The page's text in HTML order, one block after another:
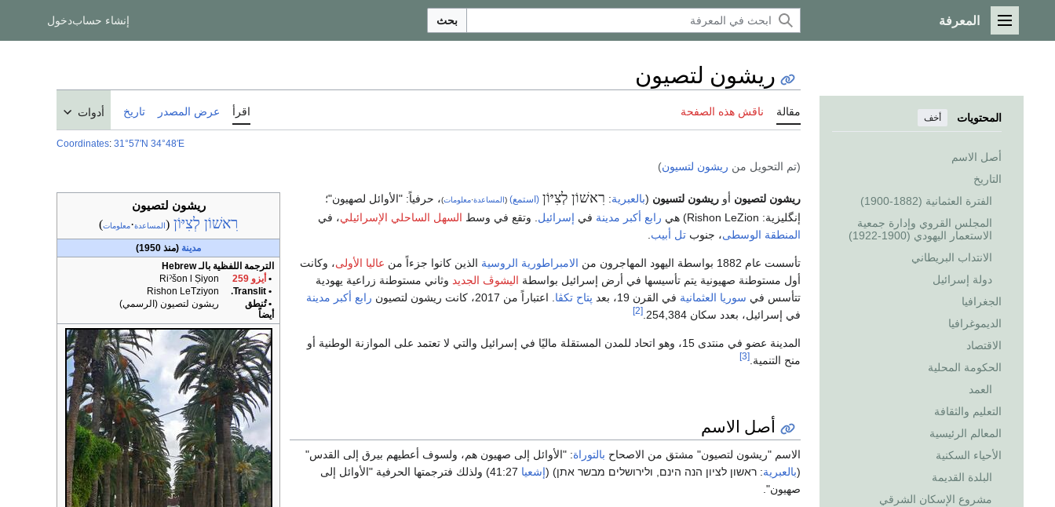
القائمة الرئيسية
المعرفة بحث إنشاء حسابدخول
المحتويات أخف
أصل الاسم
التاريخ
الفترة العثمانية (1882-1900)
المجلس القروي وإدارة جمعية
الاستعمار اليهودي (1900-1922)
الانتداب البريطاني
دولة إسرائيل
الجغرافيا
الديموغرافيا
الاقتصاد
الحكومة المحلية
العمد
التعليم والثقافة
المعالم الرئيسية
الأحياء السكنية
البلدة القديمة
مشروع الإسكان الشرقي
ريشون لتصيون
مقالة ناقش هذه الصفحة اقرأ عرض المصدر تاريخ أدوات
Coordinates: 31°57′N 34°48′E
(تم التحويل من ريشون لتسيون)
ريشون لتصيون
רִאשׁוֹן לְצִיּוֹן (المساعدة·معلومات)
مدينة (منذ 1950)
الترجمة اللفظية بالـ Hebrew
• أيزو 259
Riˀšon l Ṣiyon
• Translit.
Rishon LeTziyon
• تُنطق
أيضاً
ريشون لتصيون (الرسمي)
ريشون لتصيون أو ريشون لتسيون (بالعبرية: רִאשׁוֹן לְצִיּוֹן (استمع) (المساعدة·معلومات)، حرفياً: "الأوائل لصهيون"؛
إنگليزية: Rishon LeZion) هي رابع أكبر مدينة في إسرائيل . وتقع في وسط السهل الساحلي الإسرائيلي، في
المنطقة الوسطى، جنوب تل أبيب
تأسست عام 1882 بواسطة اليهود المهاجرون من الامبراطورية الروسية الذين كانوا جزءاً من عاليا الأولى، وكانت
أول مستوطنة صهيونية يتم تأسيسها في أرض إسرائيل بواسطة اليشوڤ الجديد وثاني مستوطنة زراعية يهودية
تتأسس في سوريا العثمانية في القرن 19، بعد پتاح تكڤا . اعتباراً من 2017، كانت ريشون لتصيون
رابع أكبر مدينة
في إسرائيل، بعدد سكان 254,384.
[2]
المدينة عضو في منتدى 15، وهو اتحاد للمدن المستقلة ماليًا في إسرائيل والتي لا تعتمد على الموازنة الوطنية أو
منح التنمية. [3]
أصل الاسم
الاسم "ريشون لتصيون" مشتق من الاصحاح بالتوراة: "الأوائل إلى صهيون هم، ولسوف أعطيهم بيرق إلى القدس"
(بالعبرية: ראשון לציון הנה הינם, ולירושלים מבשר אתן (إشعيا
41:27) ولذلك فترجمتها الحرفية "الأوائل إلى
صهيون".